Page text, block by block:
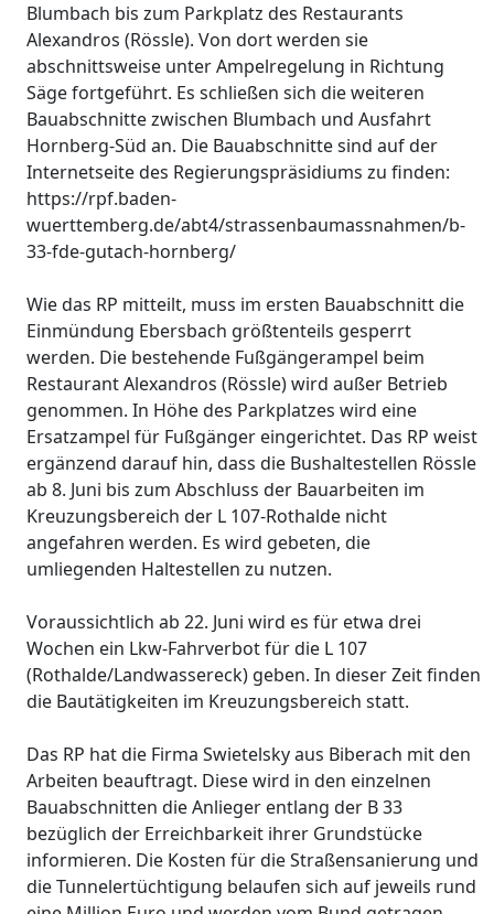
Blumbach bis zum Parkplatz des Restaurants
Alexandros (Rössle). Von dort werden sie
abschnittsweise unter Ampelregelung in Richtung
Säge fortgeführt. Es schließen sich die weiteren
Bauabschnitte zwischen Blumbach und Ausfahrt
Hornberg-Süd an. Die Bauabschnitte sind auf der
Internetseite des Regierungspräsidiums zu finden:
https://rpf.baden-
wuerttemberg.de/abt4/strassenbaumassnahmen/b-
33-fde-gutach-hornberg/
Wie das RP mitteilt, muss im ersten Bauabschnitt die
Einmündung Ebersbach größtenteils gesperrt
werden. Die bestehende Fußgängerampel beim
Restaurant Alexandros (Rössle) wird außer Betrieb
genommen. In Höhe des Parkplatzes wird eine
Ersatzampel für Fußgänger eingerichtet. Das RP weist
ergänzend darauf hin, dass die Bushaltestellen Rössle
ab 8. Juni bis zum Abschluss der Bauarbeiten im
Kreuzungsbereich der L 107-Rothalde nicht
angefahren werden. Es wird gebeten, die
umliegenden Haltestellen zu nutzen.
Voraussichtlich ab 22. Juni wird es für etwa drei
Wochen ein Lkw-Fahrverbot für die L 107
(Rothalde/Landwassereck) geben. In dieser Zeit finden
die Bautätigkeiten im Kreuzungsbereich statt.
Das RP hat die Firma Swietelsky aus Biberach mit den
Arbeiten beauftragt. Diese wird in den einzelnen
Bauabschnitten die Anlieger entlang der B 33
bezüglich der Erreichbarkeit ihrer Grundstücke
informieren. Die Kosten für die Straßensanierung und
die Tunnelertüchtigung belaufen sich auf jeweils rund